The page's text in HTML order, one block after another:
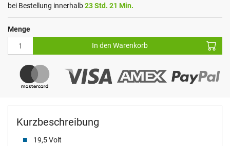
Kurzbeschreibung
19,5 Volt
bei Bestellung innerhalb23 Std. 21 Min.
Menge
In den Warenkorb